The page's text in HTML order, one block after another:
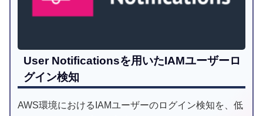
User Notificationsを用いたIAMユーザーロ
グイン検知
AWS環境におけるIAMユーザーのログイン検知を、低